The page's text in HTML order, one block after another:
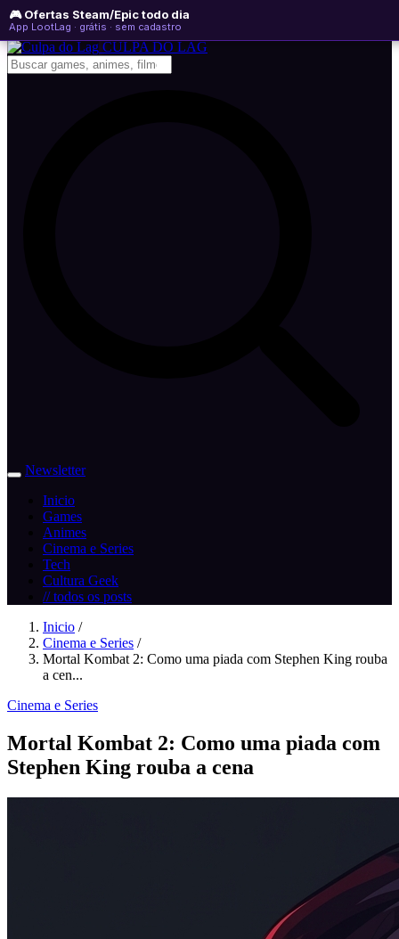
🎮 Ofertas Steam/Epic todo dia
App LootLag · grátis · sem cadastro
sexta-feira, 07 de agosto de 2026
Newsletter
CULPA DO LAG
Newsletter
Inicio
Games
Animes
Cinema e Series
Tech
Cultura Geek
// todos os posts
Inicio /
Cinema e Series /
Mortal Kombat 2: Como uma piada com Stephen King rouba
a cen...
Cinema e Series
Mortal Kombat 2: Como uma piada com
Stephen King rouba a cena